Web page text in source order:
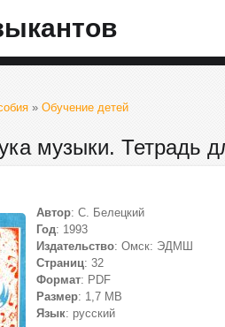
» Обучение детей
музыки. Тетрадь
Автор: С. Белецкий
Год: 1993
Издательство: Омск: ЭДМШ
Страниц: 32
Формат: PDF
Размер: 1,7 МВ
Язык: русский